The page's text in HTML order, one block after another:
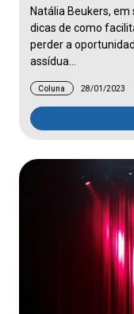
Natália Beukers,
dicas de como
perder a
assídua…
Coluna 28/01/2023